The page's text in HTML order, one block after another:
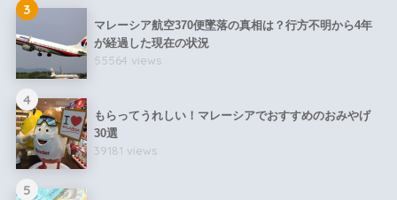
3
マレーシア航空370便墜落の真相は？行方不明から4年
が経過した現在の状況
55564 views
4
もらってうれしい！マレーシアでおすすめのおみやげ
30選
39181 views
5